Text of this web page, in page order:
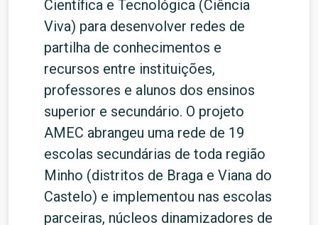
Científica e Tecnológica (Ciência
Viva) para desenvolver redes de
partilha de conhecimentos e
recursos entre instituições,
professores e alunos dos ensinos
superior e secundário. O projeto
AMEC abrangeu uma rede de 19
escolas secundárias de toda região
Minho (distritos de Braga e Viana do
Castelo) e implementou nas escolas
parceiras, núcleos dinamizadores de